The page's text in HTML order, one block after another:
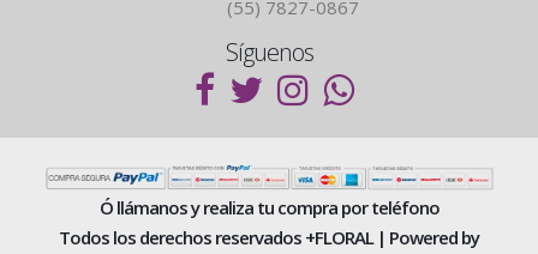
(55) 7827-0867
Síguenos
Ó llámanos y realiza tu compra por teléfono
Todos los derechos reservados +FLORAL | Powered by